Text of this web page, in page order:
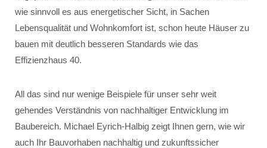
wie sinnvoll es aus energetischer Sicht, in Sachen
Lebensqualität und Wohnkomfort ist, schon heute Häuser zu
bauen mit deutlich besseren Standards wie das
Effizienzhaus 40.
All das sind nur wenige Beispiele für unser sehr weit
gehendes Verständnis von nachhaltiger Entwicklung im
Baubereich. Michael Eyrich-Halbig zeigt Ihnen gern, wie wir
auch Ihr Bauvorhaben nachhaltig und zukunftssicher